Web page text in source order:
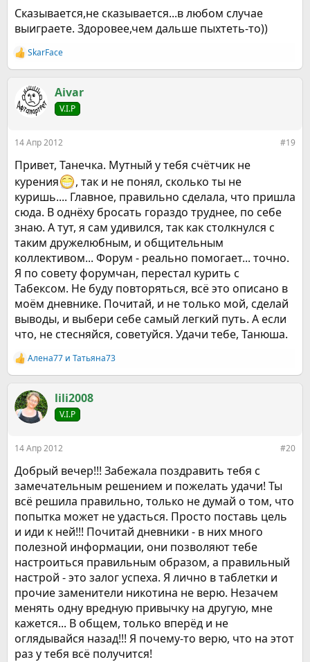
Сказывается,не сказывается...в любом случае
выиграете. Здоровее,чем дальше пыхтеть-то))
Р
е
ц
и
SkarFace
Aivar
V.I.P
14 Апр 2012 #19
Привет, Танечка. Мутный у тебя счётчик не
курения
, так и не понял, сколько ты не
куришь.... Главное, правильно сделала, что пришла
сюда. В однёху бросать гораздо труднее, по себе
знаю. А тут, я сам удивился, так как столкнулся с
таким дружелюбным, и общительным
коллективом... Форум - реально помогает... точно.
Я по совету форумчан, перестал курить с
Табексом. Не буду повторяться, всё это описано в
моём дневнике. Почитай, и не только мой, сделай
выводы, и выбери себе самый легкий путь. А если
что, не стесняйся, советуйся. Удачи тебе, Танюша.
Р
е
к
ц
и
Алена77 и Татьяна73
lili2008
V.I.P
14 Апр 2012 #20
Добрый вечер!!! Забежала поздравить тебя с
замечательным решением и пожелать удачи! Ты
всё решила правильно, только не думай о том, что
попытка может не удасться. Просто поставь цель
и иди к ней!!! Почитай дневники - в них много
полезной информации, они позволяют тебе
настроиться правильным образом, а правильный
настрой - это залог успеха. Я лично в таблетки и
прочие заменители никотина не верю. Незачем
менять одну вредную привычку на другую, мне
кажется... В общем, только вперёд и не
оглядывайся назад!!! Я почему-то верю, что на этот
раз у тебя всё получится!